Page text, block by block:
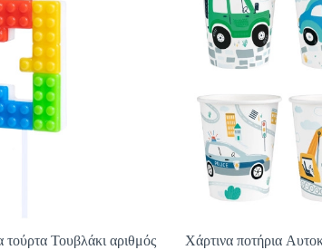
τούρτα Τουβλάκι αριθμός
Χάρτινα ποτήρια